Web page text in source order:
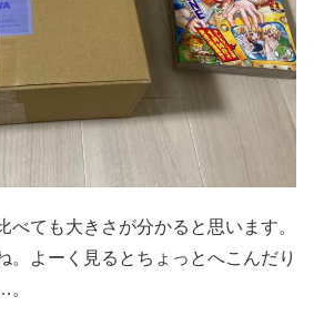
べても大きさが分かると思います。
。よーく見るとちょっとへこんだり